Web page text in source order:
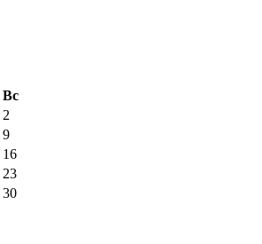
Вс
2
9
16
23
30